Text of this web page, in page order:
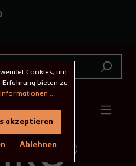
Cookies, um
bieten zu
...
Ablehnen
akzeptieren